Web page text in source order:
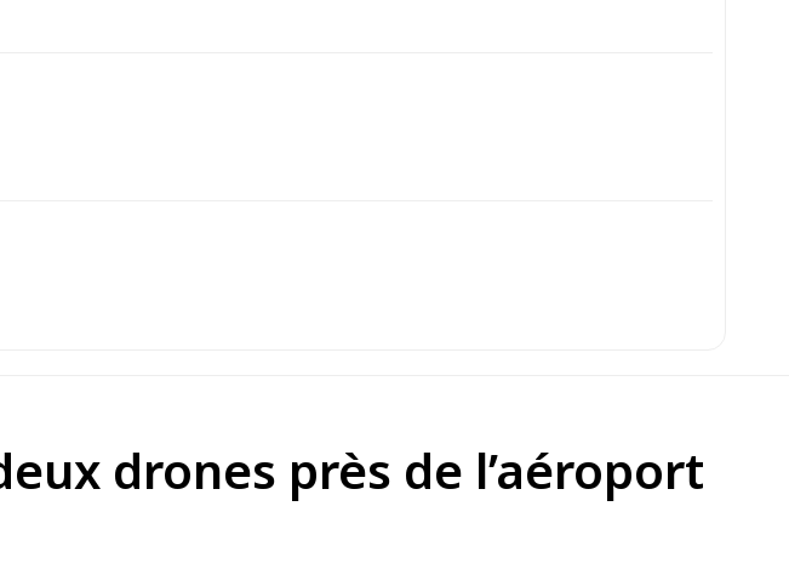
drones près de l’aéroport